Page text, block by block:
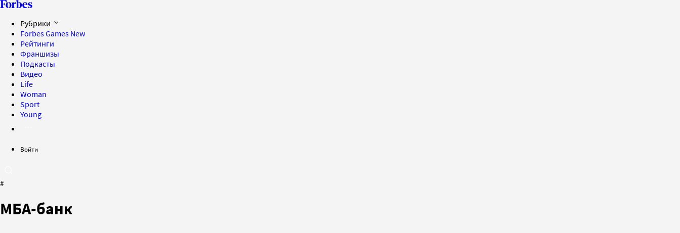
Рубрики
Forbes Games New
Рейтинги
Франшизы
Подкасты
Видео
Life
Woman
Sport
Young
Войти
#
МБА-банк